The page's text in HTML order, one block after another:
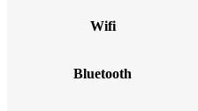
Wifi
Bluetooth